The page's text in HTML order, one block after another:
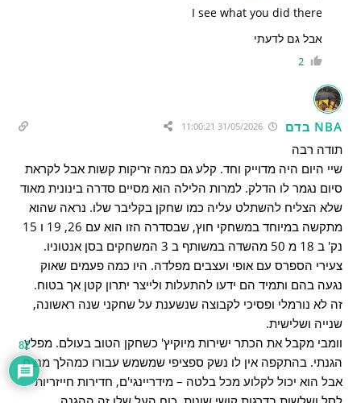
I see what you did there
אבל גם לדעתי
2
NBA בדם 31/05/2026 11:00:21
תודה רבה
שיי היום היה מדוייק וחד. קלע גם כמה זריקות קשות אבל לקראת
סיום נגמר לו הדלק. למרות הלילה הוא מסיים סדרה בינונית מאוד
שלא הצליח להשתלט עליה כמו שחקן בקליבר שלו. נראה שהוא
מתקשה במיוחד במשחקי חוץ, שבסדרה הזו הוא עם 26, 19 ו 15
נק' ב 18 מ 50 מהשדה במשותף ב 3 המשחקים בסן אנטוניו.
צעירי הספרס עם אופי ועצבים מפלדה. היו כמה פעמים שאוק
נגעה בהם ותמיד הם ידעו להתעלות ולייצר יתרון קטן אך בטוח.
זה לא נורמלי ופסיכי לקבוצה שנשענת על שחקני שנה ראשונה,
שנייה ושלישית.
וומבי מקבל את הכתר ישירות מיוקיץ' כשחקן הטוב בעולם. מפלץ
הגנתי. בהתקפה אין לו נשק ספציפי שמשמש עבורו כמהלך מנצח
אבל הוא יכול לקלוע מכל בלטה – מידריינגי'ם, חדירות חייזריות
82